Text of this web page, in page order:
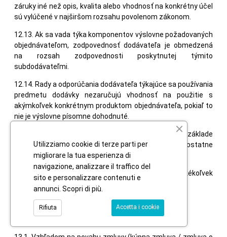
záruky iné než opis, kvalita alebo vhodnosť na konkrétny účel
sú vylúčené v najširšom rozsahu povolenom zákonom.
12.13. Ak sa vada týka komponentov výslovne požadovaných
objednávateľom, zodpovednosť dodávateľa je obmedzená
na rozsah zodpovednosti poskytnutej týmito
subdodávateľmi.
12.14. Rady a odporúčania dodávateľa týkajúce sa používania
predmetu dodávky nezaručujú vhodnosť na použitie s
akýmkoľvek konkrétnym produktom objednávateľa, pokiaľ to
nie je výslovne písomne dohodnuté.
12.15. Dodávateľ poskytuje pozáručný servis len na základe
osobitnej žiadosti objednávateľa a za samostatne
dohodnutú odplatu.
12.16. Objednávateľ nie je oprávnený postúpiť akékoľvek
práva zo zodpovednosti za vady na inú osobu.
Utilizziamo cookie di terze parti per
migliorare la tua esperienza di
navigazione, analizzare il traffico del
sito e personalizzare contenuti e
annunci. Scopri di più
Accetta i cookie
Rifiuta